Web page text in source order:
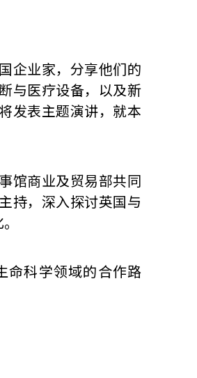
企业家，分享他们的
与医疗设备，以及新
发表主题演讲，就本
馆商业及贸易部共同
持，深入探讨英国与
命科学领域的合作路